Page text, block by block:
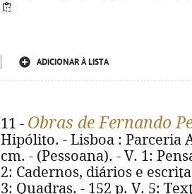
ADICIONAR À LISTA
11 - Obras de Fernando
Hipólito. - Lisboa : Parceria
cm. - (Pessoana). - V. 1:
2: Cadernos, diários e
3: Quadras. - 152 p. V. 5: